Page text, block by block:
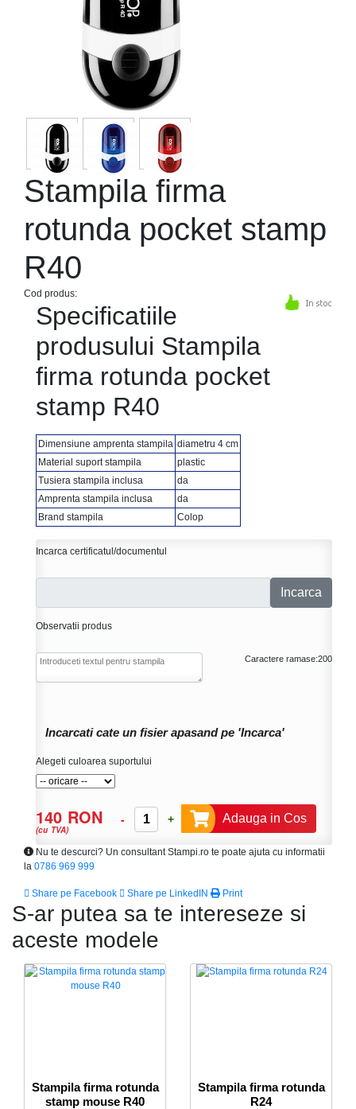
Stampila firma
rotunda pocket stamp
R40
Cod produs:
Specificatiile
produsului Stampila
firma rotunda pocket
stamp R40
Dimensiune amprenta stampila diametru 4 cm
Material suport stampila
plastic
Tusiera stampila inclusa
da
Amprenta stampila inclusa
da
Brand stampila
Colop
Incarca certificatul/documentul
Incarca
Observatii produs
Caractere ramase:200
Incarcati cate un fisier apasand pe 'Incarca'
Alegeti culoarea suportului
140 RON
(cu TVA)
- + Adauga in Cos
Nu te descurci? Un consultant Stampi.ro te poate ajuta cu informatii
la 0786 969 999
Share pe Facebook Share pe LinkedIN Print
S-ar putea sa te intereseze si
aceste modele
Stampila firma rotunda
stamp mouse R40
Stampila firma rotunda
R24